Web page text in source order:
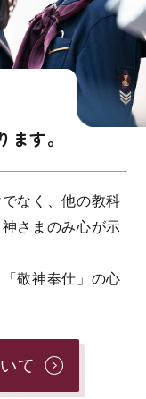
す。
なく、他の教科
さまのみ⼼が示
敬神奉仕」の⼼
て